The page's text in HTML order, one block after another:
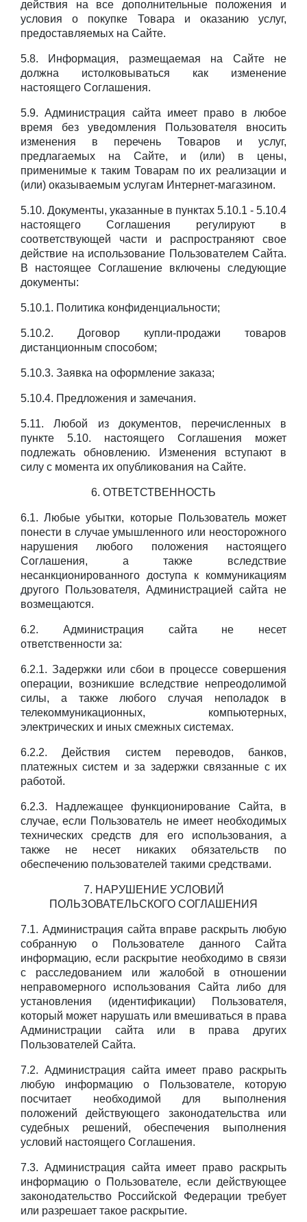
действия на все дополнительные положения и
условия о покупке Товара и оказанию услуг,
предоставляемых на Сайте.
5.8. Информация, размещаемая на Сайте не
должна истолковываться как изменение
настоящего Соглашения.
5.9. Администрация сайта имеет право в любое
время без уведомления Пользователя вносить
изменения в перечень Товаров и услуг,
предлагаемых на Сайте, и (или) в цены,
применимые к таким Товарам по их реализации и
(или) оказываемым услугам Интернет-магазином.
5.10. Документы, указанные в пунктах 5.10.1 - 5.10.4
настоящего Соглашения регулируют в
соответствующей части и распространяют свое
действие на использование Пользователем Сайта.
В настоящее Соглашение включены следующие
документы:
5.10.1. Политика конфиденциальности;
5.10.2. Договор купли-продажи товаров
дистанционным способом;
5.10.3. Заявка на оформление заказа;
5.10.4. Предложения и замечания.
5.11. Любой из документов, перечисленных в
пункте 5.10. настоящего Соглашения может
подлежать обновлению. Изменения вступают в
силу с момента их опубликования на Сайте.
6. ОТВЕТСТВЕННОСТЬ
6.1. Любые убытки, которые Пользователь может
понести в случае умышленного или неосторожного
нарушения любого положения настоящего
Соглашения, а также вследствие
несанкционированного доступа к коммуникациям
другого Пользователя, Администрацией сайта не
возмещаются.
6.2. Администрация сайта не несет
ответственности за:
6.2.1. Задержки или сбои в процессе совершения
операции, возникшие вследствие непреодолимой
силы, а также любого случая неполадок в
телекоммуникационных, компьютерных,
электрических и иных смежных системах.
6.2.2. Действия систем переводов, банков,
платежных систем и за задержки связанные с их
работой.
6.2.3. Надлежащее функционирование Сайта, в
случае, если Пользователь не имеет необходимых
технических средств для его использования, а
также не несет никаких обязательств по
обеспечению пользователей такими средствами.
7. НАРУШЕНИЕ УСЛОВИЙ
ПОЛЬЗОВАТЕЛЬСКОГО СОГЛАШЕНИЯ
7.1. Администрация сайта вправе раскрыть любую
собранную о Пользователе данного Сайта
информацию, если раскрытие необходимо в связи
с расследованием или жалобой в отношении
неправомерного использования Сайта либо для
установления (идентификации) Пользователя,
который может нарушать или вмешиваться в права
Администрации сайта или в права других
Пользователей Сайта.
7.2. Администрация сайта имеет право раскрыть
любую информацию о Пользователе, которую
посчитает необходимой для выполнения
положений действующего законодательства или
судебных решений, обеспечения выполнения
условий настоящего Соглашения.
7.3. Администрация сайта имеет право раскрыть
информацию о Пользователе, если действующее
законодательство Российской Федерации требует
или разрешает такое раскрытие.